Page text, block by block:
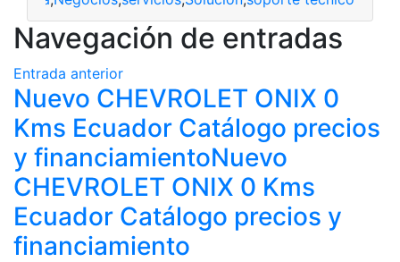
Navegación de entradas
Entrada anterior
Nuevo CHEVROLET ONIX 0
Kms Ecuador Catálogo precios
y financiamientoNuevo
CHEVROLET ONIX 0 Kms
Ecuador Catálogo precios y
financiamiento